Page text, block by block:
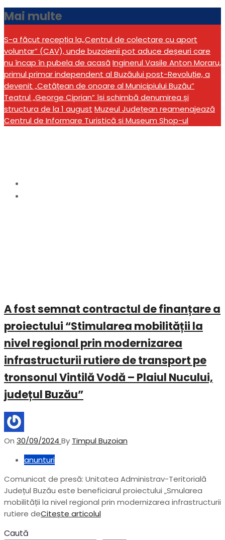
Mai multe
S-a făcut recepția la,,Centrul de colectare cu aport
voluntar” (CAV), unde buzoienii pot aduce deșeuri care
nu încap în pubela de acasă Inginerul Vasile Anton Moraru,
primul primar independent al Buzăului post-Revoluție, a
devenit „Cetățean de onoare al Municipiului Buzău”
Teatrul „George Ciprian” își schimbă denumirea și
structura de la 1 august Muzeul Județean reamenajează
Centrul de Informare Turistică și Museum Shop-ul
A fost semnat contractul de finanțare a
proiectului “Stimularea mobilității la
nivel regional prin modernizarea
infrastructurii rutiere de transport pe
tronsonul Vintilă Vodă – Plaiul Nucului,
județul Buzău”
On 30/09/2024 By Timpul Buzoian
anunturi
Comunicat de presă: Unitatea Administrav-Teritorială
Județul Buzău este beneficiarul proiectului „Smularea
mobilității la nivel regional prin modernizarea infrastructurii
rutiere deCitește articolul
Caută